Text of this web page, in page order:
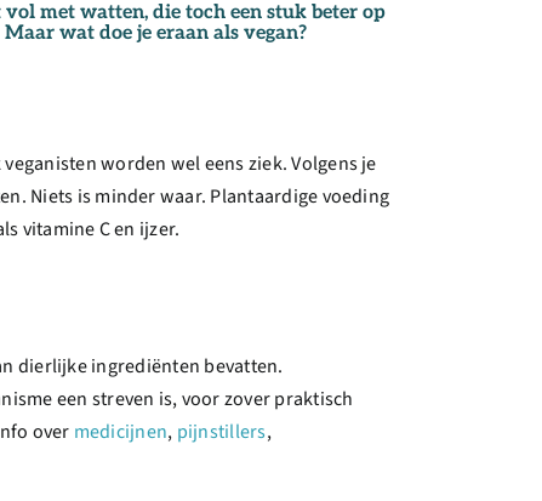
met watten, die toch een stuk beter op
wat doe je eraan als vegan?
worden wel eens ziek. Volgens je
Niets is minder waar. Plantaardige voeding
vitamine C en ijzer.
dierlijke ingrediënten bevatten.
een streven is, voor zover praktisch
over medicijnen, pijnstillers,